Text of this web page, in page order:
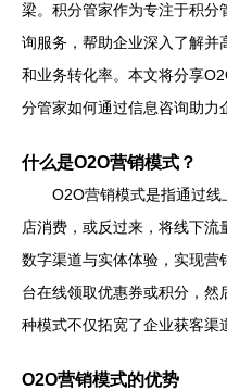
梁。积分管家作为专注于积分
询服务，帮助企业深入了解并
和业务转化率。本文将分享
分管家如何通过信息咨询助力
什么是O2O营销模式？
O2O营销模式是指通过
店消费，或反过来，将线下
数字渠道与实体体验，实现营
台在线领取优惠券或积分，
种模式不仅拓宽了企业获客渠
O2O营销模式的优势